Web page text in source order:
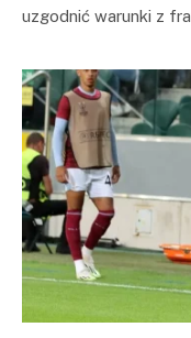
uzgodnić warunki z